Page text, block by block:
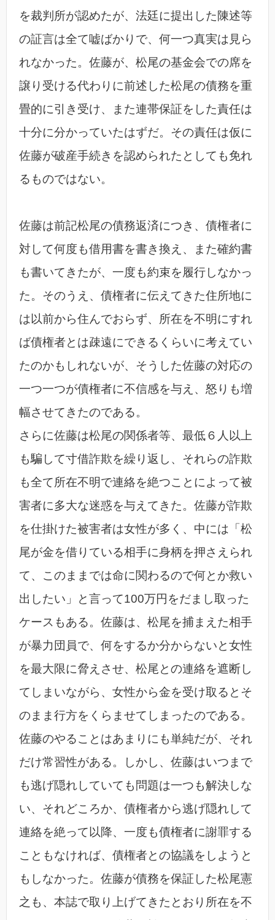
を裁判所が認めたが、法廷に提出した陳述等
の証言は全て嘘ばかりで、何一つ真実は見ら
れなかった。佐藤が、松尾の基金会での席を
譲り受ける代わりに前述した松尾の債務を重
畳的に引き受け、また連帯保証をした責任は
十分に分かっていたはずだ。その責任は仮に
佐藤が破産手続きを認められたとしても免れ
るものではない。
佐藤は前記松尾の債務返済につき、債権者に
対して何度も借用書を書き換え、また確約書
も書いてきたが、一度も約束を履行しなかっ
た。そのうえ、債権者に伝えてきた住所地に
は以前から住んでおらず、所在を不明にすれ
ば債権者とは疎遠にできるくらいに考えてい
たのかもしれないが、そうした佐藤の対応の
一つ一つが債権者に不信感を与え、怒りも増
幅させてきたのである。
さらに佐藤は松尾の関係者等、最低６人以上
も騙して寸借詐欺を繰り返し、それらの詐欺
も全て所在不明で連絡を絶つことによって被
害者に多大な迷惑を与えてきた。佐藤が詐欺
を仕掛けた被害者は女性が多く、中には「松
尾が金を借りている相手に身柄を押さえられ
て、このままでは命に関わるので何とか救い
出したい」と言って100万円をだまし取った
ケースもある。佐藤は、松尾を捕まえた相手
が暴力団員で、何をするか分からないと女性
を最大限に脅えさせ、松尾との連絡を遮断し
てしまいながら、女性から金を受け取るとそ
のまま行方をくらませてしまったのである。
佐藤のやることはあまりにも単純だが、それ
だけ常習性がある。しかし、佐藤はいつまで
も逃げ隠れしていても問題は一つも解決しな
い、それどころか、債権者から逃げ隠れして
連絡を絶って以降、一度も債権者に謝罪する
こともなければ、債権者との協議をしようと
もしなかった。佐藤が債務を保証した松尾憲
之も、本誌で取り上げてきたとおり所在を不